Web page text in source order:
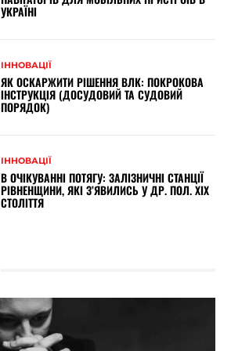
УКРАЇНІ
ІННОВАЦІЇ
ЯК ОСКАРЖИТИ РІШЕННЯ ВЛК: ПОКРОКОВА
ІНСТРУКЦІЯ (ДОСУДОВИЙ ТА СУДОВИЙ
ПОРЯДОК)
ІННОВАЦІЇ
В ОЧІКУВАННІ ПОТЯГУ: ЗАЛІЗНИЧНІ СТАНЦІЇ
РІВНЕНЩИНИ, ЯКІ З’ЯВИЛИСЬ У ДР. ПОЛ. XIX
СТОЛІТТЯ